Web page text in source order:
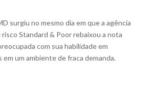
surgiu no mesmo dia em que a agência
Standard & Poor rebaixou a nota
com sua habilidade em
um ambiente de fraca demanda.